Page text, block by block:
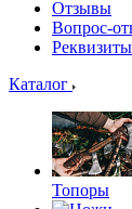
Отзывы
Вопрос-
Реквизиты
Каталог
Топоры